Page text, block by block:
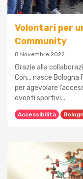
Volontari per
Community
8 Novembre 2022
Grazie alla
Con… nasce Bologna
per agevolare
eventi sportivi...
Accessibilità